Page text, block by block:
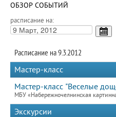
ОБЗОР СОБЫТИЙ
расписание на:
Расписание на 9.3.2012
Мастер-класс
Мастер-класс "Веселые
МБУ «Набережночелнинская
Экскурсии